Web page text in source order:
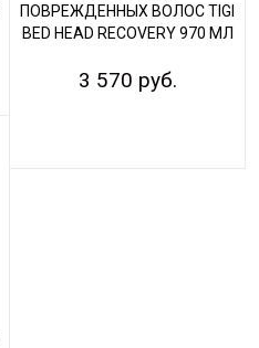
ПОВРЕЖДЕННЫХ ВОЛОС TIGI
BED HEAD RECOVERY 970 МЛ
3 570 руб.